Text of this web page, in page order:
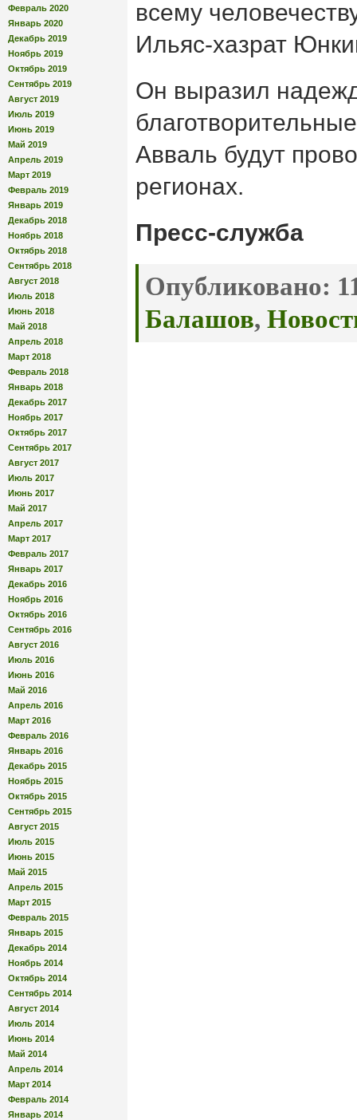
Февраль 2020
Январь 2020
Декабрь 2019
Ноябрь 2019
Октябрь 2019
Сентябрь 2019
Август 2019
Июль 2019
Июнь 2019
Май 2019
Апрель 2019
Март 2019
Февраль 2019
Январь 2019
Декабрь 2018
Ноябрь 2018
Октябрь 2018
Сентябрь 2018
Август 2018
Июль 2018
Июнь 2018
Май 2018
Апрель 2018
Март 2018
Февраль 2018
Январь 2018
Декабрь 2017
Ноябрь 2017
Октябрь 2017
Сентябрь 2017
Август 2017
Июль 2017
Июнь 2017
Май 2017
Апрель 2017
Март 2017
Февраль 2017
Январь 2017
Декабрь 2016
Ноябрь 2016
Октябрь 2016
Сентябрь 2016
Август 2016
Июль 2016
Июнь 2016
Май 2016
Апрель 2016
Март 2016
Февраль 2016
Январь 2016
Декабрь 2015
Ноябрь 2015
Октябрь 2015
Сентябрь 2015
Август 2015
Июль 2015
Июнь 2015
Май 2015
Апрель 2015
Март 2015
Февраль 2015
Январь 2015
Декабрь 2014
Ноябрь 2014
Октябрь 2014
Сентябрь 2014
Август 2014
Июль 2014
Июнь 2014
Май 2014
Апрель 2014
Март 2014
Февраль 2014
Январь 2014
всему
Ильяс-хазрат
Он выразил
Авваль будут
регионах.
Пресс-служба
Опубликовано:
Балашов,